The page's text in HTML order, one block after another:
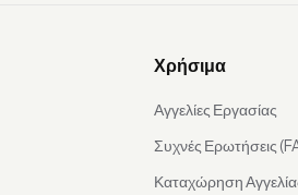
Χρήσιμα
Αγγελίες Εργασίας
Συχνές Ερωτήσεις
Καταχώρηση